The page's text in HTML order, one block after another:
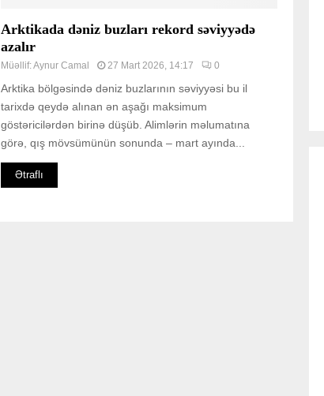
Arktikada dəniz buzları rekord səviyyədə
azalır
Müəllif:Aynur Camal 27 Mart 2026, 14:17 0
Arktika bölgəsində dəniz buzlarının səviyyəsi bu il
tarixdə qeydə alınan ən aşağı maksimum
göstəricilərdən birinə düşüb. Alimlərin məlumatına
görə, qış mövsümünün sonunda – mart ayında...
Ətraflı